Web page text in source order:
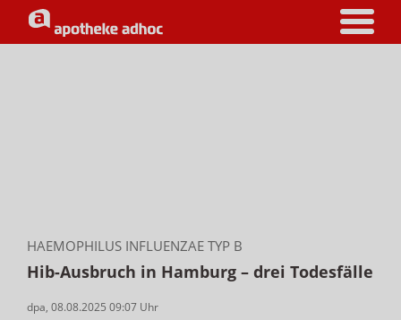
HAEMOPHILUS INFLUENZAE TYP B
Hib-Ausbruch in Hamburg – drei Todesfälle
dpa, 08.08.2025 09:07 Uhr